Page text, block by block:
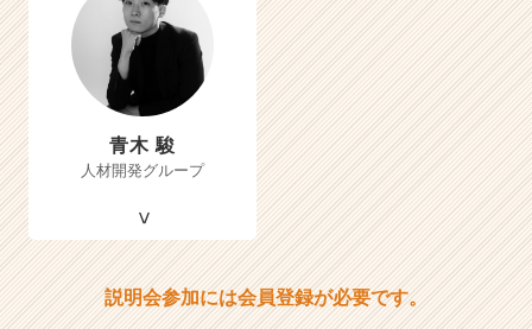
青木 駿
人材開発グループ
説明会参加には会員登録が必要です。